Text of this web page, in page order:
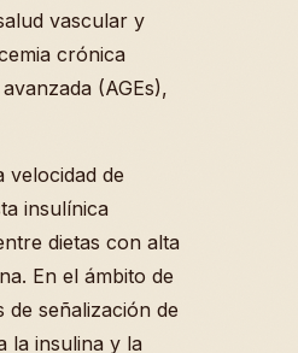
vascular y
crónica
(AGEs),
velocidad de
insulínica
dietas con alta
En el ámbito de
de señalización de
la insulina y la